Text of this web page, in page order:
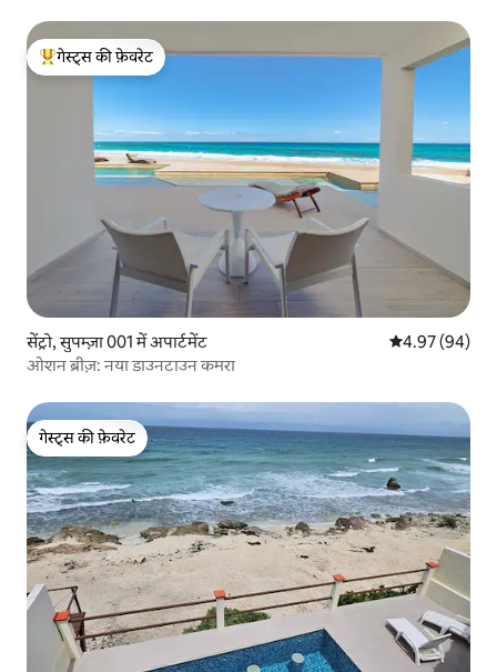
गेस्ट्स का टॉप फ़ेवरेट
गेस्ट्स की फ़ेवरेट
सेंट्रो, सुपम्ज़ा 001 में अपार्टमेंट औसत रेटिंग 5 में
4.97 (94)
ओशन ब्रीज़: नया डाउनटाउन कमरा
गेस्ट्स की फ़ेवरेट
गेस्ट्स की फ़ेवरेट